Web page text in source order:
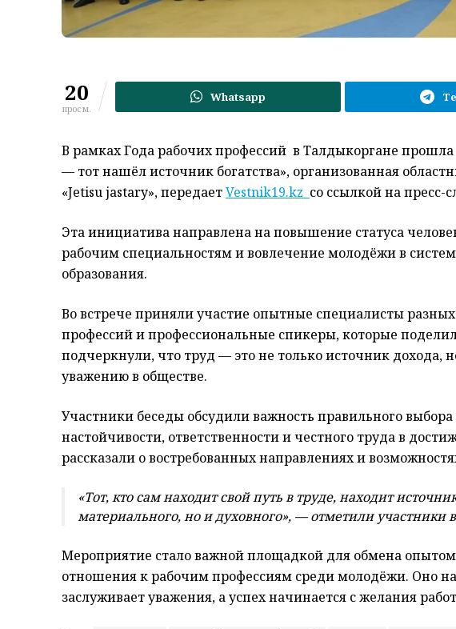
20
просм.
Whatsapp
В рамках Года рабочих профессий в Талдыкоргане
— тот нашёл источник богатства», организованная
«Jetisu jastary», передаетVestnik19.kz со ссылкой на пресс-
Эта инициатива направлена на повышение статуса
рабочим специальностям и вовлечение молодёжи в
образования.
Во встрече приняли участие опытные специалисты
профессий и профессиональные спикеры, которые
подчеркнули, что труд — это не только источник дохода,
уважению в обществе.
Участники беседы обсудили важность правильного
настойчивости, ответственности и честного труда в
рассказали о востребованных направлениях и
«Тот, кто сам находит свой путь в труде, находит
материального, но и духовного», — отметили участники
Мероприятие стало важной площадкой для обмена
отношения к рабочим профессиям среди молодёжи. Оно
заслуживает уважения, а успех начинается с желания